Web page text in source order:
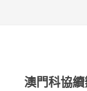
澳門科協